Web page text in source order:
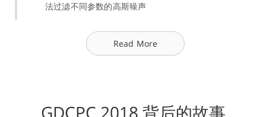
法过滤不同参数的高斯噪声
Read More
GDCPC 2018 背后的故事